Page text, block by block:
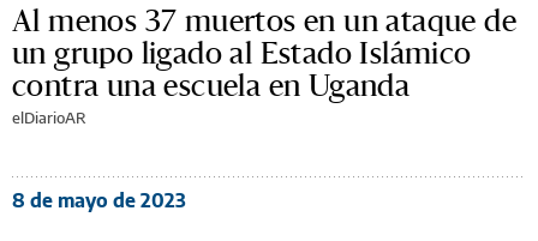
Al menos 37 muertos en un ataque de
un grupo ligado al Estado Islámico
contra una escuela en Uganda
elDiarioAR
8 de mayo de 2023